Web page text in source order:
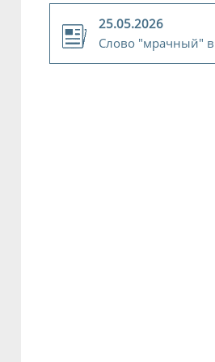
25.05.2026
Слово "мрачный" в